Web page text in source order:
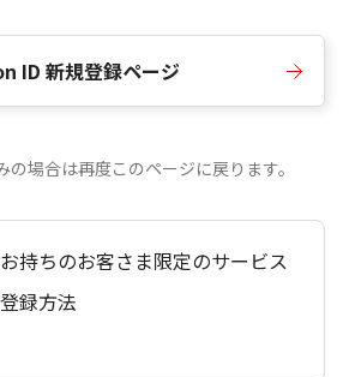
ID 新規登録ページ
の場合は再度このページに戻ります。
持ちのお客さま限定のサービス
録方法